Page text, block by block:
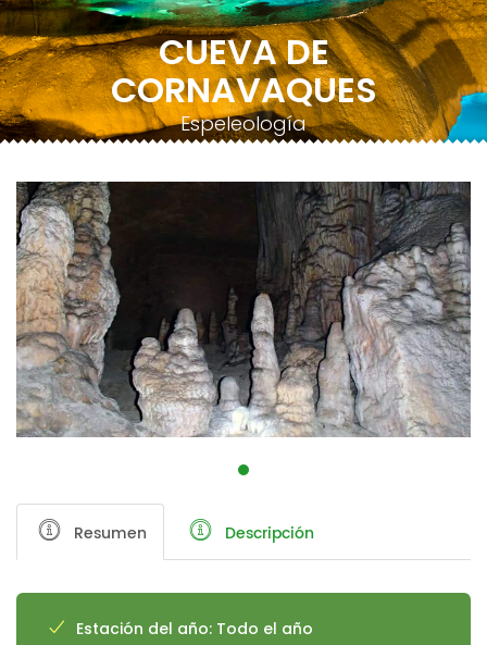
CUEVA DE
CORNAVAQUES
Espeleología
Resumen Descripción
Estación del año: Todo el año